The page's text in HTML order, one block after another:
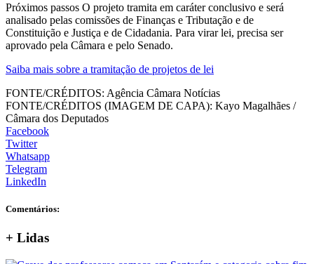
Próximos passos O projeto tramita em caráter conclusivo e será
analisado pelas comissões de Finanças e Tributação e de
Constituição e Justiça e de Cidadania. Para virar lei, precisa ser
aprovado pela Câmara e pelo Senado.
Saiba mais sobre a tramitação de projetos de lei
FONTE/CRÉDITOS: Agência Câmara Notícias
FONTE/CRÉDITOS (IMAGEM DE CAPA): Kayo Magalhães /
Câmara dos Deputados
Facebook
Twitter
Whatsapp
Telegram
LinkedIn
Comentários:
+ Lidas